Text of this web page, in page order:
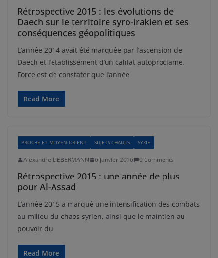
Rétrospective 2015 : les évolutions de
Daech sur le territoire syro-irakien et ses
conséquences géopolitiques
L’année 2014 avait été marquée par l’ascension de
Daech et l’établissement d’un califat autoproclamé.
Force est de constater que l’année
Read More
PROCHE ET MOYEN-ORIENT SUJETS CHAUDS SYRIE
Alexandre LIEBERMANN 6 janvier 2016 0 Comments
Rétrospective 2015 : une année de plus
pour Al-Assad
L’année 2015 a marqué une intensification des combats
au milieu du chaos syrien, ainsi que le maintien au
pouvoir du
Read More